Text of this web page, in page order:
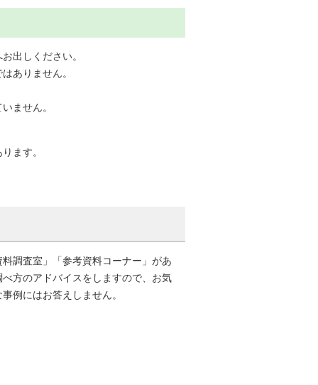
出しください。
ありません。
ません。
ます。
調査室」「参考資料コーナー」があ
方のアドバイスをしますので、お気
例にはお答えしません。